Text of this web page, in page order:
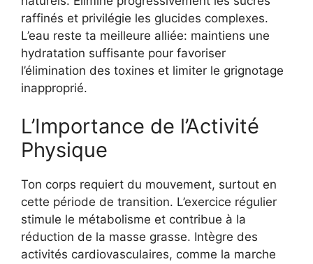
raffinés et privilégie les glucides complexes.
L’eau reste ta meilleure alliée: maintiens une
hydratation suffisante pour favoriser
l’élimination des toxines et limiter le grignotage
inapproprié.
L’Importance de l’Activité
Physique
Ton corps requiert du mouvement, surtout en
cette période de transition. L’exercice régulier
stimule le métabolisme et contribue à la
réduction de la masse grasse. Intègre des
activités cardiovasculaires, comme la marche